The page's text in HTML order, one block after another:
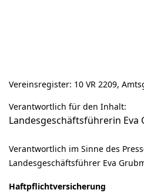
Vereinsregister: 10 VR 2209,
Verantwortlich für den Inhalt:
Landesgeschäftsführerin Eva
Verantwortlich im Sinne des
Landesgeschäftsführer Eva
Haftpflichtversicherung